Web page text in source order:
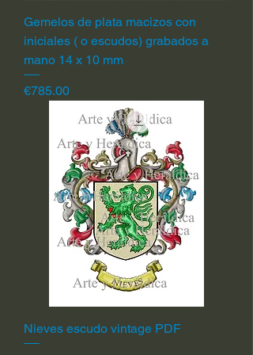
Gemelos de plata macizos con
iniciales ( o escudos) grabados a
mano 14 x 10 mm
Price
€785.00
Nieves escudo vintage PDF